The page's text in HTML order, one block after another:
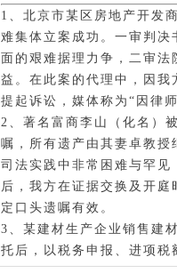
1、北京市某区房地产开发
难集体立案成功。一审判
面的艰难据理力争，二审
益。在此案的代理中，因
提起诉讼，媒体称为“因律
2、著名富商李山（化名）
嘱，所有遗产由其妻卓教
司法实践中非常困难与罕
后，我方在证据交换及开
定口头遗嘱有效。
3、某建材生产企业销售建
托后，以税务申报、进项